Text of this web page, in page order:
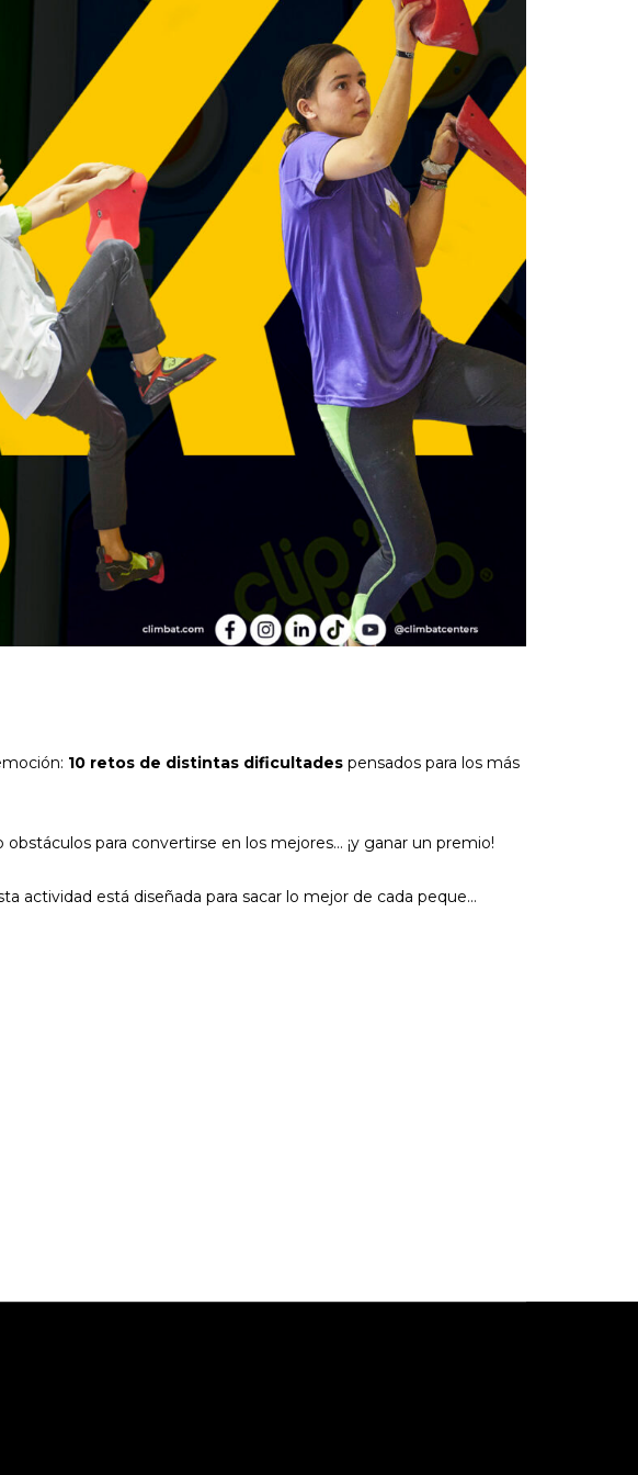
10 retos de distintas dificultades pensados para los más
para convertirse en los mejores… ¡y ganar un premio!
actividad está diseñada para sacar lo mejor de cada peque…